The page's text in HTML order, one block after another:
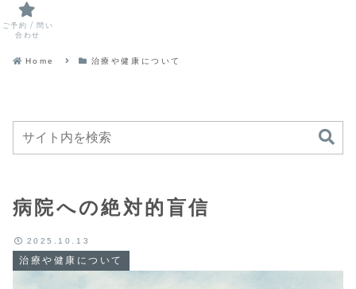
Home 治療や健康について
病院への絶対的盲信
治療や健康について
2025.10.13
ご予約 / 問い
合わせ